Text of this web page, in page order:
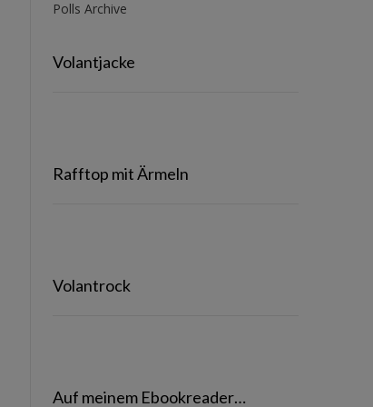
Polls Archive
Volantjacke
Rafftop mit Ärmeln
Volantrock
Auf meinem Ebookreader…